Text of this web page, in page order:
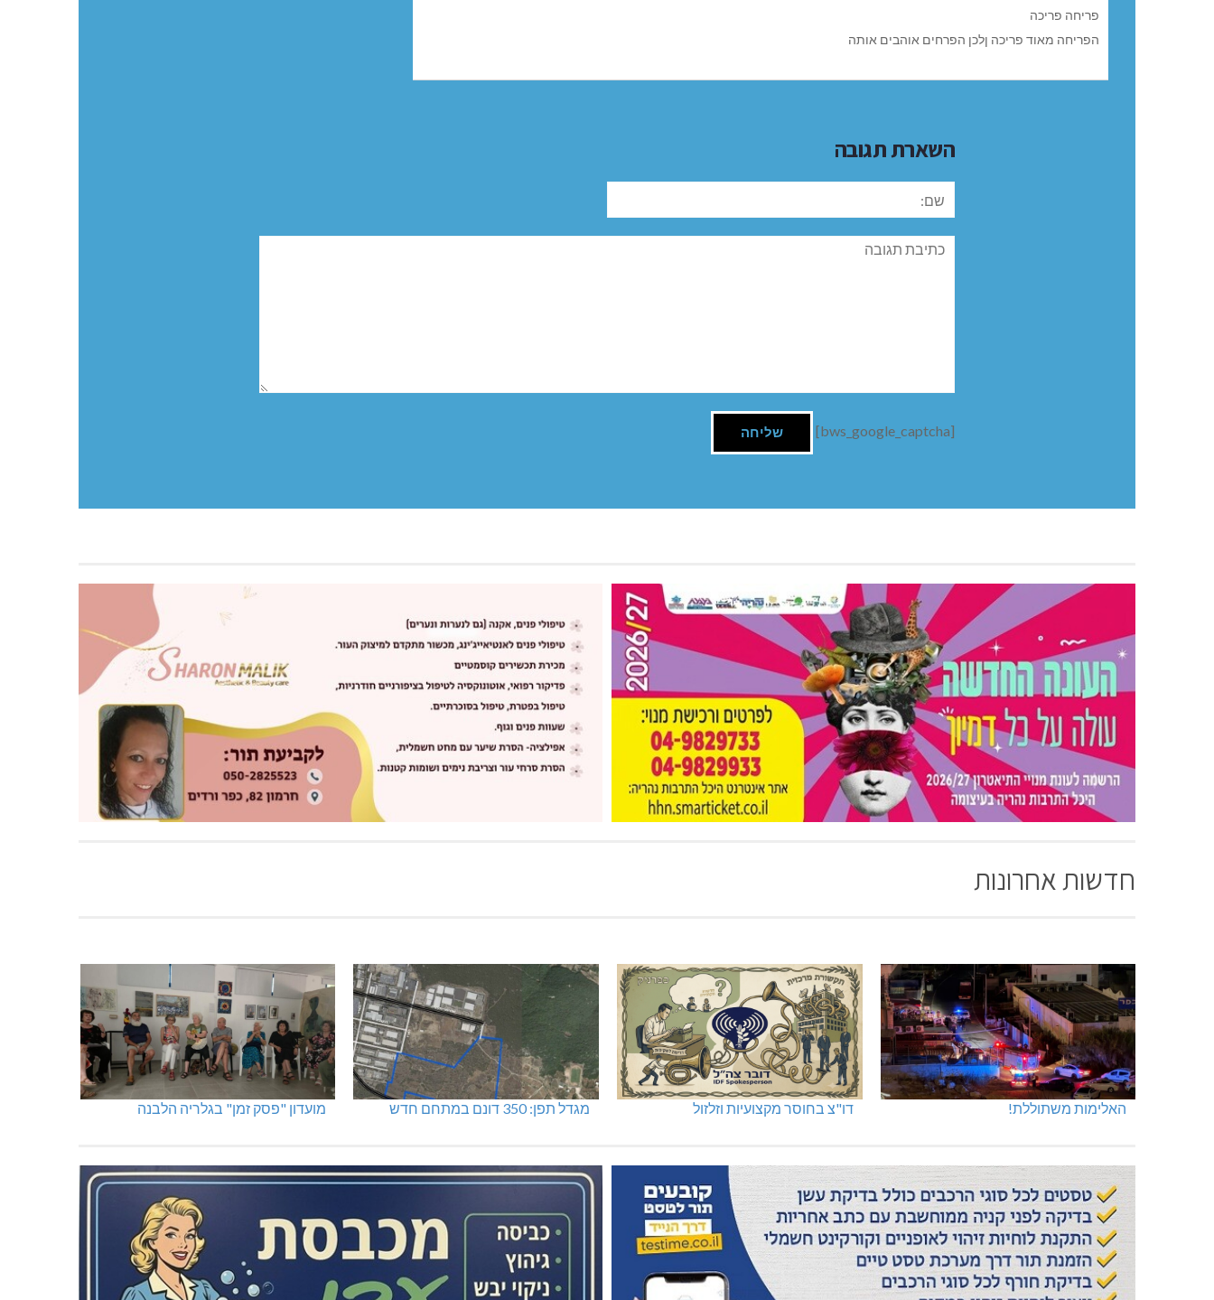
פריחה פריכה
הפריחה מאוד פריכה ןלכן הפרחים אוהבים אותה
השארת תגובה
תגובה
[bws_google_captcha]
חדשות אחרונות
האלימות משתוללת! דו"צ בחוסר מקצועיות וזלזול מגדל תפן: 350 דונם במתחם חדש מועדון "פסק זמן" בגלריה הלבנה